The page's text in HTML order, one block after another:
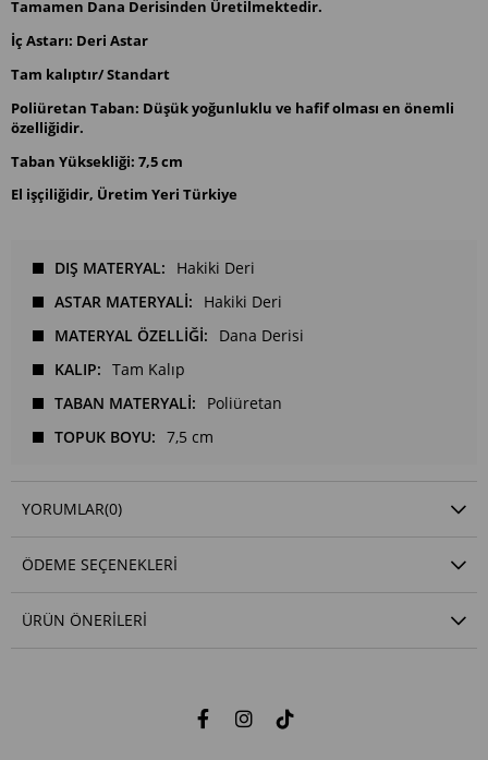
Tamamen Dana Derisinden Üretilmektedir.
İç Astarı: Deri Astar
Tam kalıptır/ Standart
Poliüretan Taban: Düşük yoğunluklu ve hafif olması en önemli
özelliğidir.
Taban Yüksekliği: 7,5 cm
El işçiliğidir, Üretim Yeri Türkiye
DIŞ MATERYAL
Hakiki Deri
ASTAR MATERYALİ
Hakiki Deri
MATERYAL ÖZELLİĞİ
Dana Derisi
KALIP
Tam Kalıp
TABAN MATERYALİ
Poliüretan
TOPUK BOYU
7,5 cm
YORUMLAR(0)
ÖDEME SEÇENEKLERI
ÜRÜN ÖNERILERI